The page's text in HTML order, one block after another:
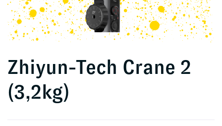
Zhiyun-Tech Crane 2
(3,2kg)